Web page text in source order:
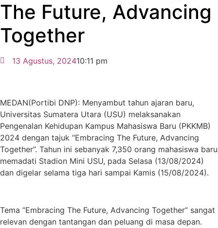
The Future, Advancing
Together
13 Agustus, 202410:11 pm
MEDAN(Portibi DNP): Menyambut tahun ajaran baru,
Universitas Sumatera Utara (USU) melaksanakan
Pengenalan Kehidupan Kampus Mahasiswa Baru (PKKMB)
2024 dengan tajuk “Embracing The Future, Advancing
Together”. Tahun ini sebanyak 7,350 orang mahasiswa baru
memadati Stadion Mini USU, pada Selasa (13/08/2024)
dan digelar selama tiga hari sampai Kamis (15/08/2024).
Tema “Embracing The Future, Advancing Together” sangat
relevan dengan tantangan dan peluang di masa depan.